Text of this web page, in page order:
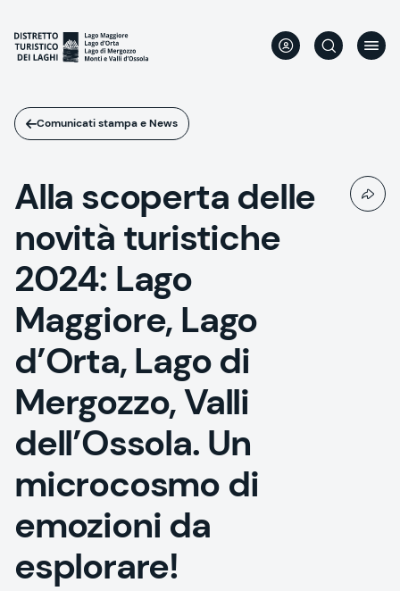
contenuto
principale
Comunicati stampa e News
Alla scoperta delle
novità turistiche
2024: Lago
Maggiore, Lago
d’Orta, Lago di
Mergozzo, Valli
dell’Ossola. Un
microcosmo di
emozioni da
esplorare!